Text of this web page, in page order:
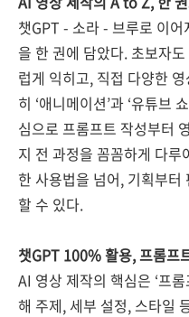
챗GPT - 소라 - 브루로 이
을 한 권에 담았다. 초보자
럽게 익히고, 직접 다양한
히 ‘애니메이션’과 ‘유튜브
심으로 프롬프트 작성부터
지 전 과정을 꼼꼼하게 다
한 사용법을 넘어, 기획부터
할 수 있다.
챗GPT 100% 활용, 프롬프
AI 영상 제작의 핵심은 ‘프
해 주제, 세부 설정, 스타일